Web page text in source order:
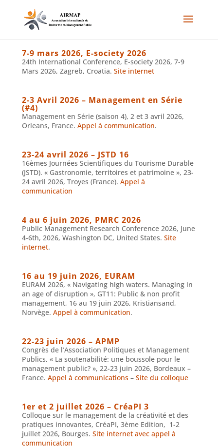
7-9 mars 2026, E-society 2026
24th International Conference, E-society 2026, 7-9
Mars 2026, Zagreb, Croatia. Site internet
2-3 Avril 2026 – Management en Série
(#4)
Management en Série (saison 4), 2 et 3 avril 2026,
Orleans, France. Appel à communication.
23-24 avril 2026 – JSTD 16
16èmes Journées Scientifiques du Tourisme Durable
(JSTD). « Gastronomie, territoires et patrimoine », 23-
24 avril 2026, Troyes (France). Appel à
communication
4 au 6 juin 2026, PMRC 2026
Public Management Research Conference 2026, June
4-6th, 2026, Washington DC, United States. Site
internet.
16 au 19 juin 2026, EURAM
EURAM 2026, « Navigating high waters. Managing in
an age of disruption », GT11: Public & non profit
management, 16 au 19 juin 2026, Kristiansand,
Norvège. Appel à communication.
22-23 juin 2026 – APMP
Congrès de l’Association Politiques et Management
Publics, « La soutenabilité: une boussole pour le
management public? », 22-23 juin 2026, Bordeaux –
France. Appel à communications– Site du colloque
1er et 2 juillet 2026 – CréaPI 3
Colloque sur le management de la créativité et des
pratiques innovantes, CréaPI, 3ème Edition, 1-2
juillet 2026, Bourges. Site internet avec appel à
communication